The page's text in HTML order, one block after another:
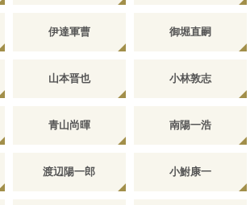
伊達軍曹 御堀直嗣
山本晋也 小林敦志
青山尚暉 南陽一浩
渡辺陽一郎 小鮒康一